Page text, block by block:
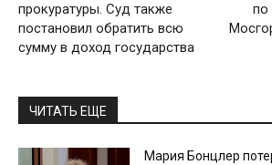
прокуратуры. Суд также
постановил обратить всю
сумму в доход государства
по
ЧИТАТЬ ЕЩЕ
Мария Бонцлер